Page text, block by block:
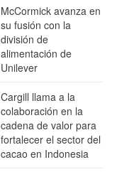
McCormick avanza en
su fusión con la
división de
alimentación de
Unilever
Cargill llama a la
colaboración en la
cadena de valor para
fortalecer el sector del
cacao en Indonesia